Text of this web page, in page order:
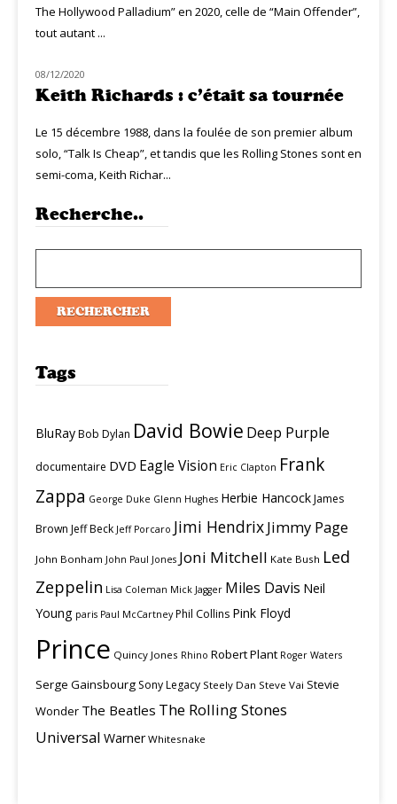
The Hollywood Palladium” en 2020, celle de “Main Offender”,
tout autant ...
CLASSIQ ROCK
08/12/2020
Keith Richards : c’était sa tournée
Le 15 décembre 1988, dans la foulée de son premier album
solo, “Talk Is Cheap”, et tandis que les Rolling Stones sont en
semi-coma, Keith Richar...
Recherche..
Tags
BluRayBob Dylan David Bowie Deep Purple
documentaire DVD Eagle Vision Eric Clapton Frank
Zappa George Duke Glenn Hughes Herbie HancockJames
Brown Jeff Beck Jeff Porcaro Jimi HendrixJimmy Page
John Bonham John Paul Jones Joni Mitchell Kate Bush Led
Zeppelin Lisa Coleman Mick Jagger Miles Davis Neil
Young paris Paul McCartney Phil Collins Pink Floyd
Prince Quincy Jones Rhino Robert Plant Roger Waters
Serge Gainsbourg Sony Legacy Steely Dan Steve Vai Stevie
Wonder The Beatles The Rolling Stones
Universal Warner Whitesnake